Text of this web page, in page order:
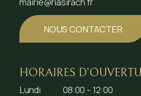
NOUS CONTACTER
HORAIRES
Lundi
08:00 - 12:00